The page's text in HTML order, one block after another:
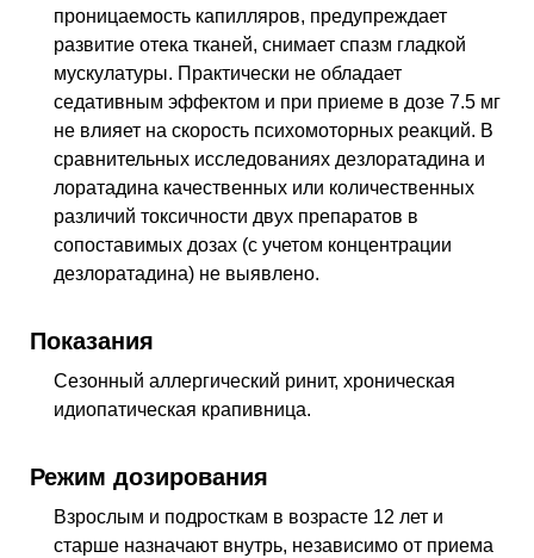
проницаемость капилляров, предупреждает
развитие отека тканей, снимает спазм гладкой
мускулатуры. Практически не обладает
седативным эффектом и при приеме в дозе 7.5 мг
не влияет на скорость психомоторных реакций. В
сравнительных исследованиях дезлоратадина и
лоратадина качественных или количественных
различий токсичности двух препаратов в
сопоставимых дозах (с учетом концентрации
дезлоратадина) не выявлено.
Показания
Сезонный аллергический ринит, хроническая
идиопатическая крапивница.
Режим дозирования
Взрослым и подросткам в возрасте 12 лет и
старше назначают внутрь, независимо от приема